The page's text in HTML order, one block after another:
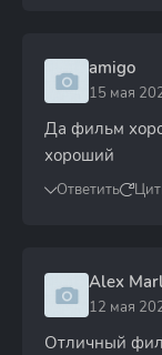
amigo
15 мая
Да фильм
хороший
Ответить
Alex
12 мая
Отличный